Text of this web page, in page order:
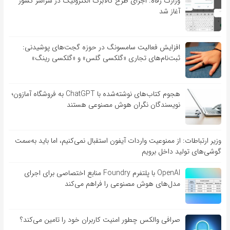
آغاز شد
افزایش فعالیت سامسونگ در حوزه گجت‌های پوشیدنی:
ثبت‌نام‌های تجاری «گلکسی گلس» و «گلکسی رینگ»
هجوم کتاب‌های نوشته‌شده با ChatGPT به فروشگاه آمازون؛
نویسندگان نگران هوش مصنوعی هستند
وزیر ارتباطات: از ممنوعیت واردات آیفون استقبال نمی‌کنیم، اما باید به‌سمت
گوشی‌های تولید داخل برویم
OpenAI با پلتفرم Foundry منابع اختصاصی برای اجرای
مدل‌های هوش مصنوعی را فراهم می‌کند
صرافی والکس چطور امنیت کاربران خود را تامین می‌کند؟